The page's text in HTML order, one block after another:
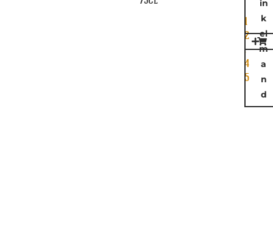
1
2
,
4
5
in
k
el
m
a
n
d